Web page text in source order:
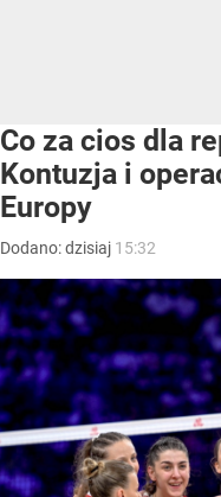
Co za cios dla
Kontuzja i
Europy
Dodano:dzisiaj 15:32